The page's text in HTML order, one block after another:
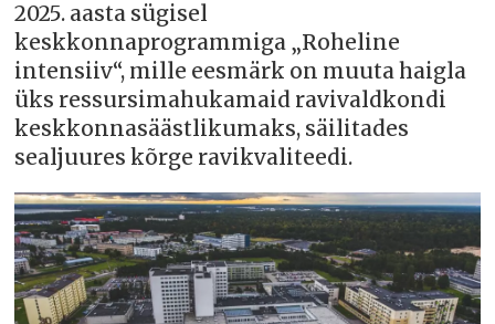
2025. aasta sügisel
keskkonnaprogrammiga „Roheline
intensiiv“, mille eesmärk on muuta haigla
üks ressursimahukamaid ravivaldkondi
keskkonnasäästlikumaks, säilitades
sealjuures kõrge ravikvaliteedi.